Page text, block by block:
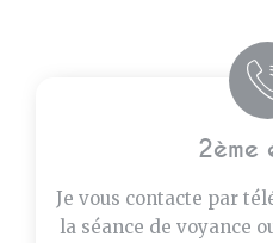
2ème
Je vous contacte par
la séance de voyance